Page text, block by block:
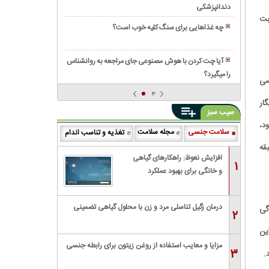
دندانپزشکی
چه غذاهایی برای سنگ کلیه خوب است؟
آیا چت کردن با هوش مصنوعی جای مراجعه به روانشناس
را میگیرد؟
شما
هنوز
استفاده
تا
سیب سبز
سلامت جنسی
۱
افزایش نعوظ: راهکارهای گیاهی
و خانگی برای بهبود عملکرد
۲ درمان زگیل تناسلی مرد و زن با محلول گیاهی تضمینی
۳ مزایا و معایب استفاده از روغن زیتون برای رابطه جنسی
مجله سلامت تغذیه و تناسب اندام